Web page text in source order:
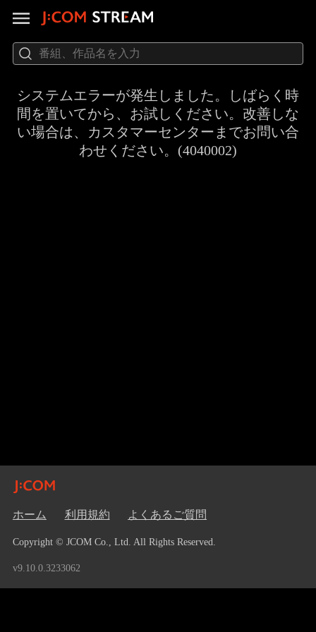
システムエラーが発生しました。しばらく時
間を置いてから、お試しください。改善しな
い場合は、カスタマーセンターまでお問い合
わせください。(4040002)
ホーム 利用規約 よくあるご質問
Copyright © JCOM Co., Ltd. All Rights Reserved.
v9.10.0.3233062